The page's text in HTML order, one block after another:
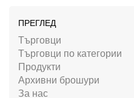
ПРЕГЛЕД
Търговци
Търговци по категории
Продукти
Архивни брошури
За нас